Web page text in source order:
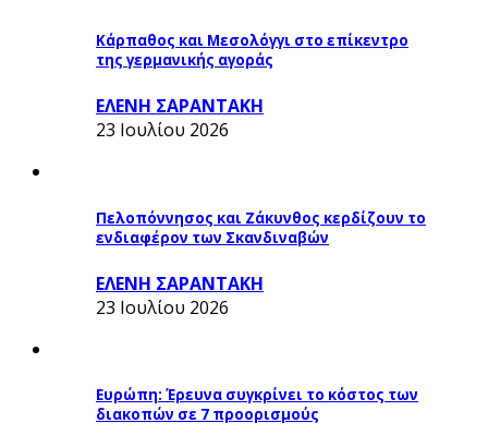
Κάρπαθος και Μεσολόγγι στο επίκεντρο
της γερμανικής αγοράς
ΕΛΕΝΗ ΣΑΡΑΝΤΑΚΗ
23 Ιουλίου 2026
Πελοπόννησος και Ζάκυνθος κερδίζουν το
ενδιαφέρον των Σκανδιναβών
ΕΛΕΝΗ ΣΑΡΑΝΤΑΚΗ
23 Ιουλίου 2026
Ευρώπη: Έρευνα συγκρίνει το κόστος των
διακοπών σε 7 προορισμούς